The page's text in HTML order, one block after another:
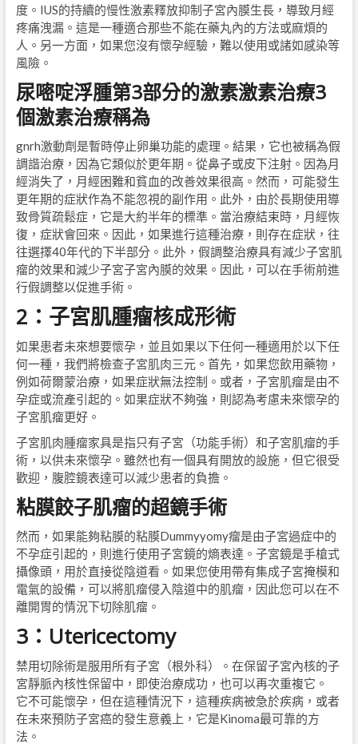
度。IUS的持續的慢性激素釋放抑制子宮內膜生長，導致月經
疼痛洩漏。這是一種適合那些不能在藥丸內的方法或麻煩的
人。另一方面，如果您沒有懷孕經驗，難以使用或諸如感染等
風險。
尿嘧啶浮腫第3部分的激素激素治療3
個激素治療稱為
gnrh激動劑是暫時停止卵巢功能的處理。結果，它也被稱為假
調諧治療，因為它類似於更年期。從鼻子或皮下注射。因為月
經消失了，月經困難和貧血的改善效果很高。然而，可能發生
更年期的症狀作為不能忽視的副作用。此外，由於長期使用導
致骨質疏鬆症，它是大約半年的標準。當治療結束時，月經恢
復，症狀會回來。因此，如果進行這種治療，則存在症狀，往
往選擇40年代的下半部分。此外，假調整治療具有減少子宮肌
瘤的效果和減少子宮子宮內膜的效果。因此，可以在手術前進
行假調整以促進手術。
2：子宮肌腫瘤核成形術
如果患者未來想要懷孕，並且如果以下任何一種適用於以下任
何一種，我們將檢查子宮肌肉三元。首先，如果您飲用藥物，
例如荷爾蒙治療，如果症狀無法控制。或者，子宮肌瘤是由不
孕症或流產引起的。如果症狀不夠強，則認為考慮未來懷孕的
子宮肌瘤更好。
子宮肌肉腫瘤家具是指只有子宮（功能手術）和子宮肌瘤的手
術，以供未來懷孕。雖然也有一個具有開放的設施，但它很受
歡迎，腹腔鏡表達可以減少患者的負擔。
粘膜餃子肌瘤的超鏡手術
然而，如果能夠粘膜的粘膜Dummyyomy瘤是由子宮過症中的
不孕症引起的，則進行使用子宮鏡的熵表達。子宮鏡是手槍式
攝像頭，用於直接從陰道看。如果您使用帶有集成子宮掩模和
電氣的設備，可以將肌瘤侵入陰道中的肌瘤，因此您可以在不
離開胃的情況下切除肌瘤。
3：Utericectomy
禁用切除術是服用所有子宮（根外科）。在保留子宮內核的子
宮靜脈內核性保留中，即使治療成功，也可以再次重複它。
它不可能懷孕，但在這種情況下，這種疾病被急於疾病，或者
在未來預防子宮癌的發生意義上，它是Kinoma最可靠的方
法。